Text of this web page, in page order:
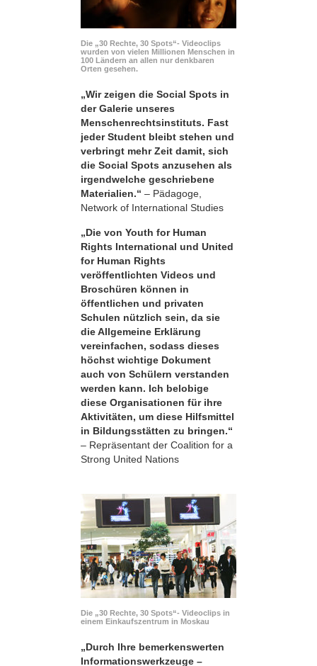
Die „30 Rechte, 30 Spots“- Videoclips
wurden von vielen Millionen Menschen in
100 Ländern an allen nur denkbaren
Orten gesehen.
„Wir zeigen die Social Spots in
der Galerie unseres
Menschenrechtsinstituts. Fast
jeder Student bleibt stehen und
verbringt mehr Zeit damit, sich
die Social Spots anzusehen als
irgendwelche geschriebene
Materialien.“ – Pädagoge,
Network of International Studies
„Die von Youth for Human
Rights International und United
for Human Rights
veröffentlichten Videos und
Broschüren können in
öffentlichen und privaten
Schulen nützlich sein, da sie
die Allgemeine Erklärung
vereinfachen, sodass dieses
höchst wichtige Dokument
auch von Schülern verstanden
werden kann. Ich belobige
diese Organisationen für ihre
Aktivitäten, um diese Hilfsmittel
in Bildungsstätten zu bringen.“
– Repräsentant der Coalition for a
Strong United Nations
Die „30 Rechte, 30 Spots“- Videoclips in
einem Einkaufszentrum in Moskau
„Durch Ihre bemerkens­werten
Informationswerkzeuge –